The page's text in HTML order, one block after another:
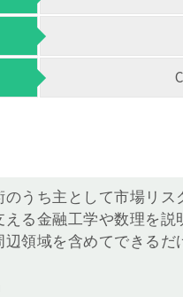
のうち主として市場リ
える金融工学や数理を
領域を含めてできるだ